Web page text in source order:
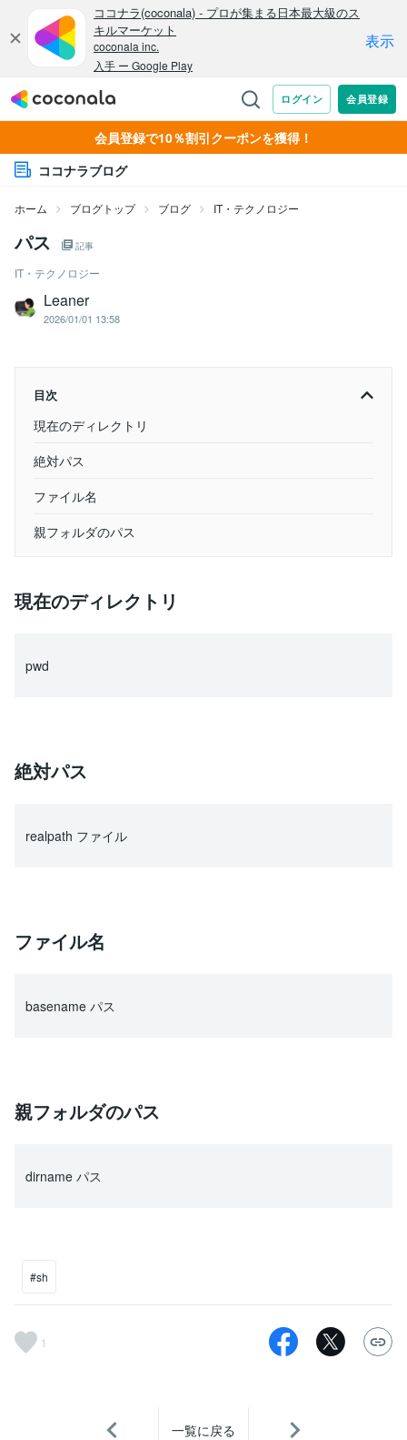
会員登録で10％割引クーポンを獲得！
ココナラブログ
ホーム ブログトップ ブログ IT・テクノロジー
パス 記事
IT・テクノロジー
Leaner
2026/01/01 13:58
目次
現在のディレクトリ
絶対パス
ファイル名
親フォルダのパス
現在のディレクトリ
pwd
絶対パス
realpath ファイル
ファイル名
basename パス
親フォルダのパス
dirname パス
#sh
1
一覧に戻る